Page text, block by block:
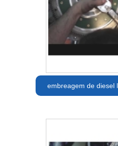
embreagem de diesel